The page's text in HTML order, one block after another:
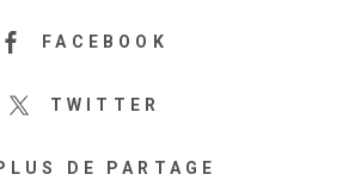
FACEBOOK
TWITTER
DE PARTAGE